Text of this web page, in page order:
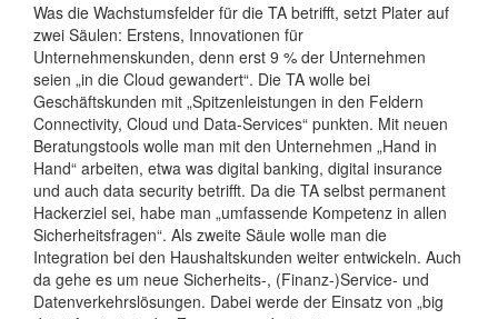
Was die Wachstumsfelder für die TA betrifft, setzt Plater auf
zwei Säulen: Erstens, Innovationen für
Unternehmenskunden, denn erst 9 % der Unternehmen
seien „in die Cloud gewandert“. Die TA wolle bei
Geschäftskunden mit „Spitzenleistungen in den Feldern
Connectivity, Cloud und Data-Services“ punkten. Mit neuen
Beratungstools wolle man mit den Unternehmen „Hand in
Hand“ arbeiten, etwa was digital banking, digital insurance
und auch data security betrifft. Da die TA selbst permanent
Hackerziel sei, habe man „umfassende Kompetenz in allen
Sicherheitsfragen“. Als zweite Säule wolle man die
Integration bei den Haushaltskunden weiter entwickeln. Auch
da gehe es um neue Sicherheits-, (Finanz-)Service- und
Datenverkehrslösungen. Dabei werde der Einsatz von „big